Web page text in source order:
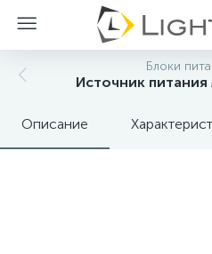
Блоки
Источник питания
Описание